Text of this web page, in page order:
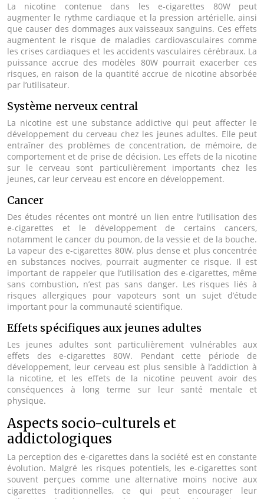
La nicotine contenue dans les e-cigarettes 80W peut
augmenter le rythme cardiaque et la pression artérielle, ainsi
que causer des dommages aux vaisseaux sanguins. Ces effets
augmentent le risque de maladies cardiovasculaires comme
les crises cardiaques et les accidents vasculaires cérébraux. La
puissance accrue des modèles 80W pourrait exacerber ces
risques, en raison de la quantité accrue de nicotine absorbée
par l’utilisateur.
Système nerveux central
La nicotine est une substance addictive qui peut affecter le
développement du cerveau chez les jeunes adultes. Elle peut
entraîner des problèmes de concentration, de mémoire, de
comportement et de prise de décision. Les effets de la nicotine
sur le cerveau sont particulièrement importants chez les
jeunes, car leur cerveau est encore en développement.
Cancer
Des études récentes ont montré un lien entre l’utilisation des
e-cigarettes et le développement de certains cancers,
notamment le cancer du poumon, de la vessie et de la bouche.
La vapeur des e-cigarettes 80W, plus dense et plus concentrée
en substances nocives, pourrait augmenter ce risque. Il est
important de rappeler que l’utilisation des e-cigarettes, même
sans combustion, n’est pas sans danger. Les risques liés à
risques allergiques pour vapoteurs sont un sujet d’étude
important pour la communauté scientifique.
Effets spécifiques aux jeunes adultes
Les jeunes adultes sont particulièrement vulnérables aux
effets des e-cigarettes 80W. Pendant cette période de
développement, leur cerveau est plus sensible à l’addiction à
la nicotine, et les effets de la nicotine peuvent avoir des
conséquences à long terme sur leur santé mentale et
physique.
Aspects socio-culturels et
addictologiques
La perception des e-cigarettes dans la société est en constante
évolution. Malgré les risques potentiels, les e-cigarettes sont
souvent perçues comme une alternative moins nocive aux
cigarettes traditionnelles, ce qui peut encourager leur